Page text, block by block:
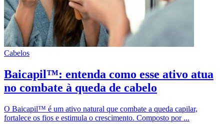
Cabelos
Baicapil™: entenda como esse ativo atua
no combate à queda de cabelo
O Baicapil™ é um ativo natural que combate a queda capilar,
fortalece os fios e estimula o crescimento. Composto por ...